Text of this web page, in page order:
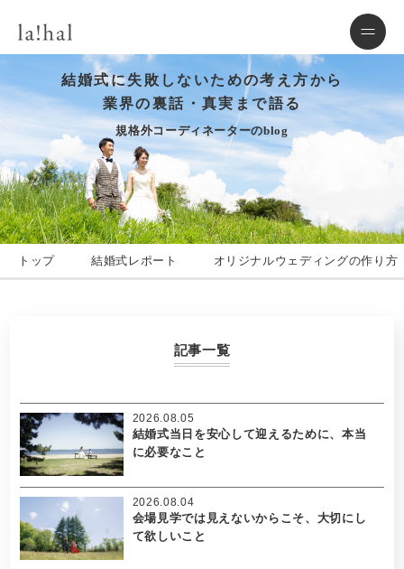
結婚式に失敗しないための考え方から
業界の裏話・真実まで語る
規格外コーディネーターのblog
トップ 結婚式レポート オリジナルウェディングの作り方
記事一覧
結婚式当日を安心して迎えるために、本当
に必要なこと
2026.08.05
会場見学では見えないからこそ、大切にし
て欲しいこと
2026.08.04